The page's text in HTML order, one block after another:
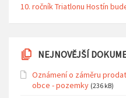
10. ročník Triatlonu Hostín
NEJNOVĚJŠÍ
Oznámení o záměru
obce - pozemky (236 kB)